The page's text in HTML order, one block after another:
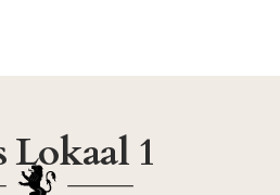
Lokaal 1